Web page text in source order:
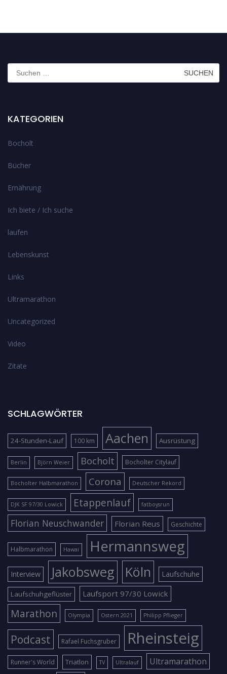
Suchen
nach:
KATEGORIEN
Bocholt
Bücher
Ernährung
Ich biete / Ich suche
laufen
Lebenskunst
Links
Ultramarathon
Uncategorized
Video
Zitate
SCHLAGWÖRTER
24-Stunden-Lauf 100 km Aachen Ausrüstung
Berlin Björn Weier Bocholt Bocholter Citylauf
Bocholter Halbmarathon Corona Deutscher Rekord
DJK SF 97/30 Lowick Etappenlauf fatboysrun
Florian Neuschwander Florian Reus Geschichte
Halbmarathon Hawai Hermannsweg
Interview Jakobsweg Köln Laufschuhe
Laufschuhgeflüster Laufsport 97/30 Lowick
Marathon Olympia Ostern 2021 Philipp Pflieger
Podcast Rafael Fuchsgruber Rheinsteig
Runner's World Triatlon TV Ultralauf Ultramarathon